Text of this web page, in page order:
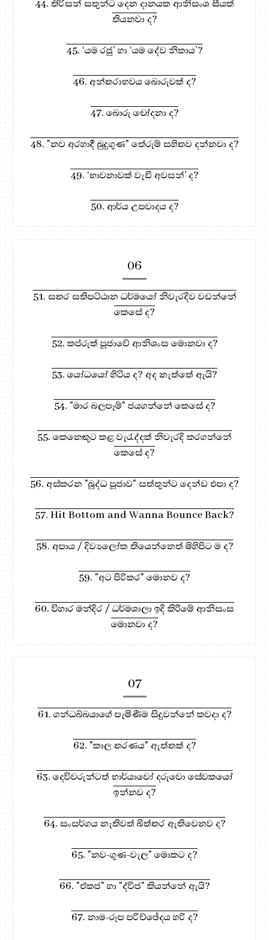
44. තිරිසන් සතුන්ට දෙන දානයක ආනිසංශ සීයක්
තියනවා ද?
45. ‘යම රජු’ හා ‘යම දේව නිකාය’?
46. අන්තරාභවය බොරුවක් ද?
47. බොරු චෝදනා ද?
48. "නව අරහාදී බුදුගුණ" තේරුම් සහිතව දන්නවා ද?
49. ‘භාවනාවක් වැඩී අවසන්' ද?
50. ආර්ය උපවාදය ද?
06
51. සතර සතිපට්ඨාන ධර්මයෝ නිවැරදිව වඩන්නේ
කෙසේ ද?
52. කප්රුක් පූජාවේ ආනිශංස මොනවා ද?
53. යෝධයෝ හිටිය ද? අද නැත්තේ ඇයි?
54. "මාර බලපෑම්" ජයගන්නේ කෙසේ ද?
55. කෙනෙකුට කළ වැරැද්දක් නිවැරදි කරගන්නේ
කෙසේ ද?
56. අස්කරන "බුද්ධ පූජාව" සත්තුන්ට දෙන්ඩ එපා ද?
57. Hit Bottom and Wanna Bounce Back?
58. අපාය / දිව්‍යලෝක තියෙන්නෙත් මිහිපිට ම ද?
59. "අට පිරිකර" මොනව ද?
60. විහාර මන්දිර / ධර්මශාලා ඉදි කිරීමේ ආනිසංස
මොනවා ද?
07
61. ගන්ධබ්බයාගේ පැමිණීම සිදුවන්නේ කවදා ද?
62. "කාල තරණය" ඇත්තක් ද?
63. දෙවිවරුන්ටත් භාර්යාවෝ දරුවො සේවකයෝ
ඉන්නව ද?
64. සංසර්ගය නැතිවත් බිත්තර ඇතිවෙනව ද?
65. "නව-ගුණ-වැල" මොකට ද?
66. "ඒකජ" හා "ද්වීජ" කියන්නේ ඇයි?
67. නාම-රූප පරිච්ඡේදය හරි ද?